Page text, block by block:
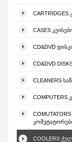
CARTRIDGES
CASES
CD&DVD
CD&DVD
CLEANERS
COMPUTERS
COMUTATORS
COOLERS